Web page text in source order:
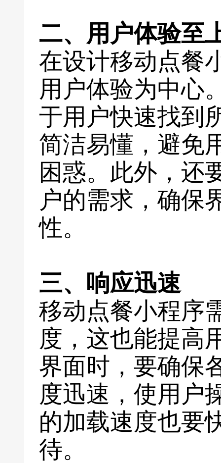
二、用户体验至
在设计移动点餐
用户体验为中心
于用户快速找到
简洁易懂，避免
困惑。此外，还
户的需求，确保
性。
三、响应迅速
移动点餐小程序
度，这也能提高
界面时，要确保
度迅速，使用户
的加载速度也要
待。